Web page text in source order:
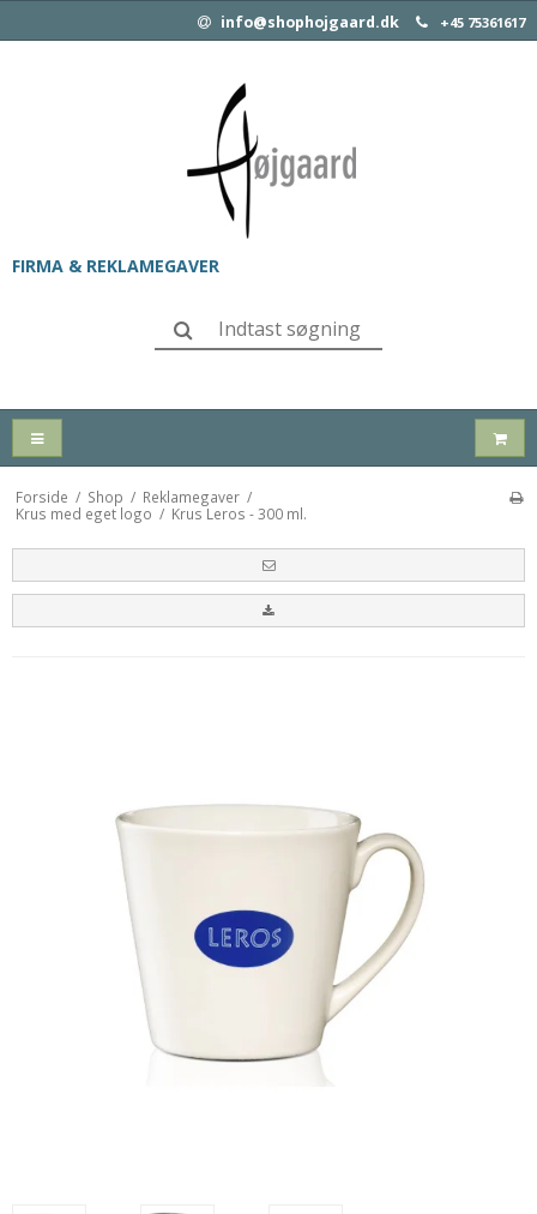
info@shophojgaard.dk +45 75361617
FIRMA & REKLAMEGAVER
Forside / Shop / Reklamegaver /
Krus med eget logo / Krus Leros - 300 ml.